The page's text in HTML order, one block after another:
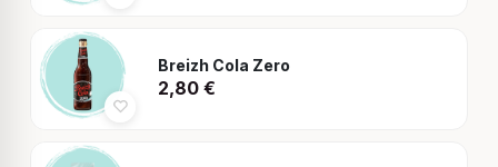
Breizh Cola Zero
2,80 €